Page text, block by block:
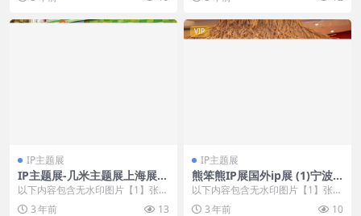
IP主题展
IP主题展-几米主题展上海展会
(12)呼和浩特市美程网
以下内容包含无水印图片【1】张
，开通会员无障碍浏览 开通VIP会
3 年前 13
VIP
IP主题展
熊笨熊IP展国外ip展 (1)宁波
市美程网
以下内容包含无水印图片【1】张
，开通会员无障碍浏览 开通VIP会
3 年前 10